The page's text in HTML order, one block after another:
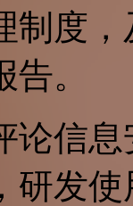
制度
。
论信
研发